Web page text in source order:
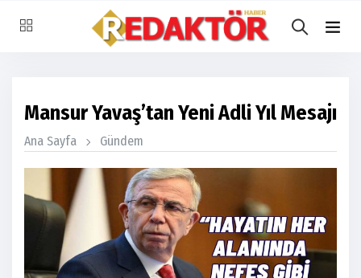
Mansur Yavaş’tan Yeni Adli Yıl Mesajı
Ana Sayfa Gündem